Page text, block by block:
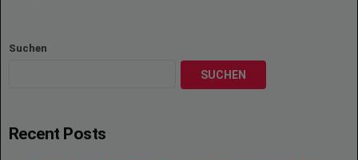
Suchen
SUCHEN
Recent Posts